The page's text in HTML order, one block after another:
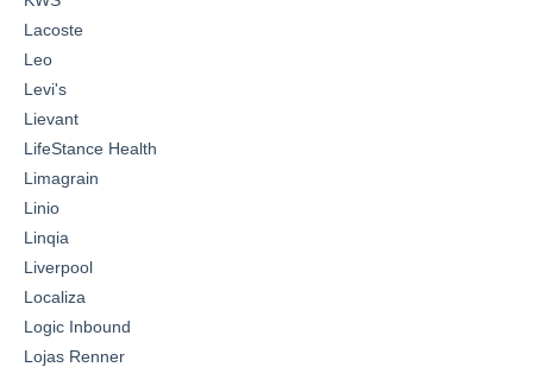
Lacoste
Leo
Levi's
Lievant
LifeStance Health
Limagrain
Linio
Linqia
Liverpool
Localiza
Logic Inbound
Lojas Renner